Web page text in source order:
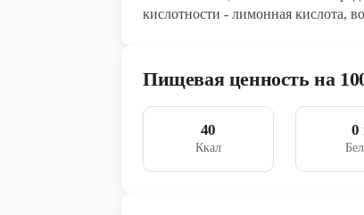
кислотности - лимонная кислота,
Пищевая ценность на
40
Ккал
0